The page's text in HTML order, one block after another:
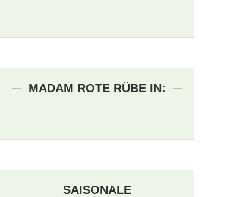
MADAM ROTE RÜBE IN:
SAISONALE